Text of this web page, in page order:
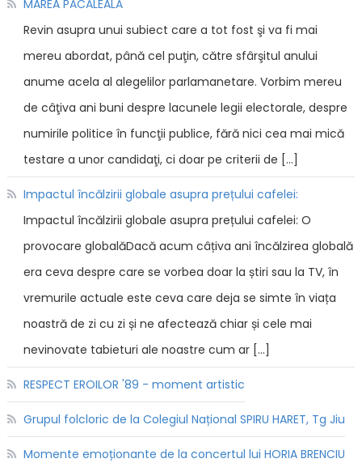
MAREA PĂCĂLEALĂ
Revin asupra unui subiect care a tot fost şi va fi mai
mereu abordat, până cel puţin, către sfârşitul anului
anume acela al alegelilor parlamanetare. Vorbim mereu
de câţiva ani buni despre lacunele legii electorale, despre
numirile politice în funcţii publice, fără nici cea mai mică
testare a unor candidaţi, ci doar pe criterii de […]
Impactul încălzirii globale asupra prețului cafelei:
Impactul încălzirii globale asupra prețului cafelei: O
provocare globalăDacă acum câțiva ani încălzirea globală
era ceva despre care se vorbea doar la știri sau la TV, în
vremurile actuale este ceva care deja se simte în viața
noastră de zi cu zi și ne afectează chiar și cele mai
nevinovate tabieturi ale noastre cum ar […]
RESPECT EROILOR '89 - moment artistic
Grupul folcloric de la Colegiul Național SPIRU HARET, Tg Jiu
Momente emoționante de la concertul lui HORIA BRENCIU